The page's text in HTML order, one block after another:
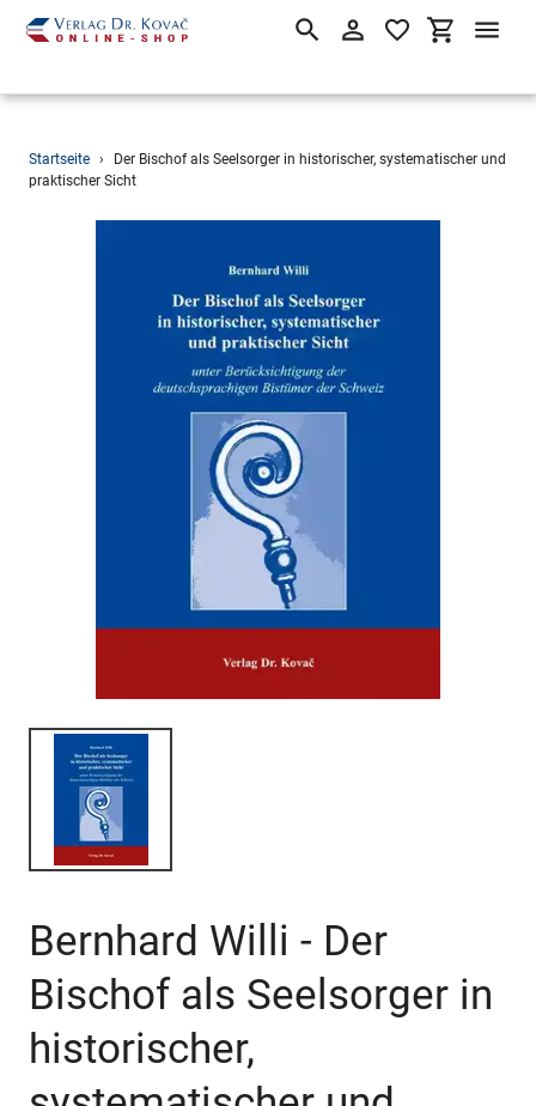
Direkt
zum
SuchenEinloggen
Startseite ›
Der Bischof als Seelsorger in historischer, systematischer und
praktischer Sicht
Bernhard Willi - Der
Bischof als Seelsorger in
historischer,